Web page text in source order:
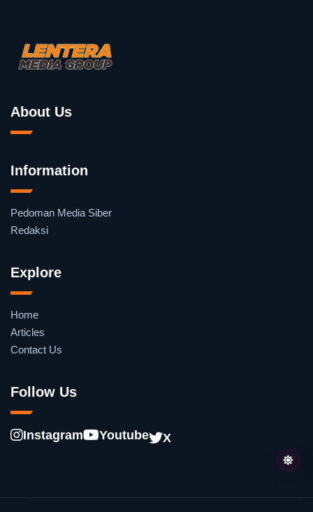
About Us
Information
Pedoman Media Siber
Redaksi
Explore
Home
Articles
Contact Us
Follow Us
Instagram Youtube X